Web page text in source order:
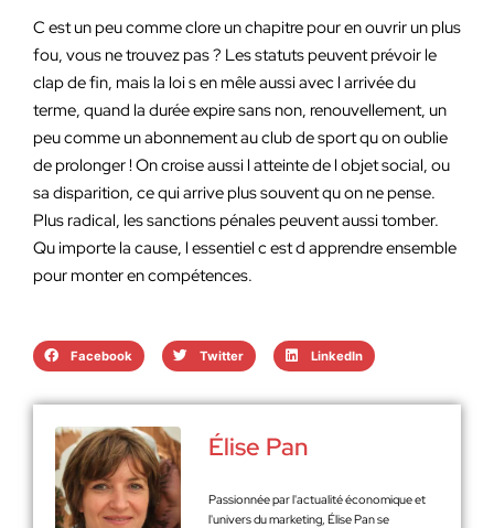
C est un peu comme clore un chapitre pour en ouvrir un plus
fou, vous ne trouvez pas ? Les statuts peuvent prévoir le
clap de fin, mais la loi s en mêle aussi avec l arrivée du
terme, quand la durée expire sans non, renouvellement, un
peu comme un abonnement au club de sport qu on oublie
de prolonger ! On croise aussi l atteinte de l objet social, ou
sa disparition, ce qui arrive plus souvent qu on ne pense.
Plus radical, les sanctions pénales peuvent aussi tomber.
Qu importe la cause, l essentiel c est d apprendre ensemble
pour monter en compétences.
Facebook Twitter LinkedIn
Élise Pan
Passionnée par l'actualité économique et
l'univers du marketing, Élise Pan se